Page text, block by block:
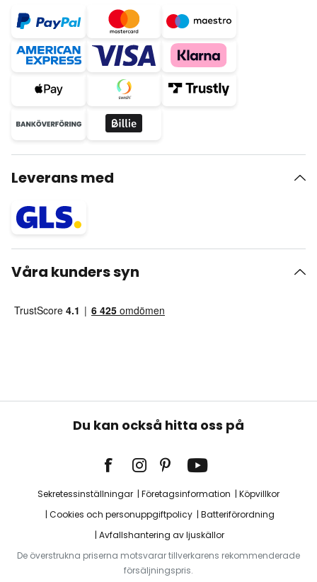
Leverans med
Våra kunders syn
Du kan också hitta oss på
Sekretessinställningar Företagsinformation
Köpvillkor
Cookies och personuppgiftpolicy
Batteriförordning
Avfallshantering av ljuskällor
De överstrukna priserna motsvarar tillverkarens rekommenderade
försäljningspris.